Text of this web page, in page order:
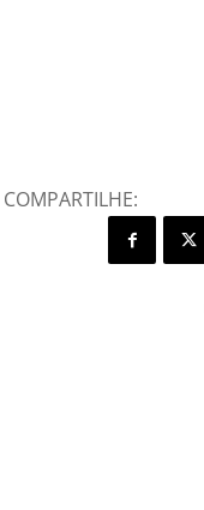
COMPARTILHE: